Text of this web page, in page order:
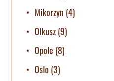
Mikorzyn (4)
Olkusz(9)
Opole (8)
Oslo (3)